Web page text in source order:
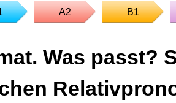
A2 B1
Was passt?